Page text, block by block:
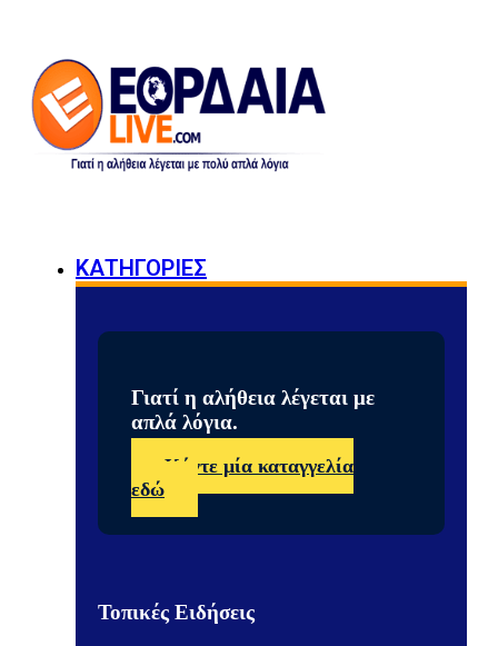
ΚΑΤΗΓΟΡΙΕΣ
Γιατί η αλήθεια λέγεται με
απλά λόγια.
Κάντε μία καταγγελία
εδώ
Τοπικές Ειδήσεις